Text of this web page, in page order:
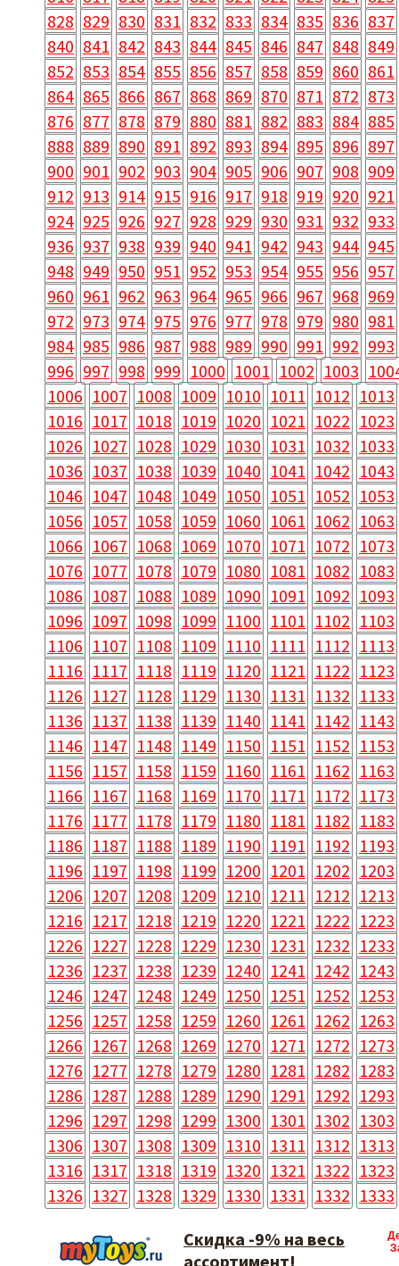
828 829 830 831 832 833 834 835 836 837
840 841 842 843 844 845 846 847 848 849
852 853 854 855 856 857 858 859 860 861
864 865 866 867 868 869 870 871 872 873
876 877 878 879 880 881 882 883 884 885
888 889 890 891 892 893 894 895 896 897
900 901 902 903 904 905 906 907 908 909
912 913 914 915 916 917 918 919 920 921
924 925 926 927 928 929 930 931 932 933
936 937 938 939 940 941 942 943 944 945
948 949 950 951 952 953 954 955 956 957
960 961 962 963 964 965 966 967 968 969
972 973 974 975 976 977 978 979 980 981
984 985 986 987 988 989 990 991 992 993
996 997 998 999 1000 1001 1002 1003
1006 1007 1008 1009 1010 1011 1012 1013
1016 1017 1018 1019 1020 1021 1022 1023
1026 1027 1028 1029 1030 1031 1032 1033
1036 1037 1038 1039 1040 1041 1042 1043
1046 1047 1048 1049 1050 1051 1052 1053
1056 1057 1058 1059 1060 1061 1062 1063
1066 1067 1068 1069 1070 1071 1072 1073
1076 1077 1078 1079 1080 1081 1082 1083
1086 1087 1088 1089 1090 1091 1092 1093
1096 1097 1098 1099 1100 1101 1102 1103
1106 1107 1108 1109 1110 1111 1112 1113
1116 1117 1118 1119 1120 1121 1122 1123
1126 1127 1128 1129 1130 1131 1132 1133
1136 1137 1138 1139 1140 1141 1142 1143
1146 1147 1148 1149 1150 1151 1152 1153
1156 1157 1158 1159 1160 1161 1162 1163
1166 1167 1168 1169 1170 1171 1172 1173
1176 1177 1178 1179 1180 1181 1182 1183
1186 1187 1188 1189 1190 1191 1192 1193
1196 1197 1198 1199 1200 1201 1202 1203
1206 1207 1208 1209 1210 1211 1212 1213
1216 1217 1218 1219 1220 1221 1222 1223
1226 1227 1228 1229 1230 1231 1232 1233
1236 1237 1238 1239 1240 1241 1242 1243
1246 1247 1248 1249 1250 1251 1252 1253
1256 1257 1258 1259 1260 1261 1262 1263
1266 1267 1268 1269 1270 1271 1272 1273
1276 1277 1278 1279 1280 1281 1282 1283
1286 1287 1288 1289 1290 1291 1292 1293
1296 1297 1298 1299 1300 1301 1302 1303
1306 1307 1308 1309 1310 1311 1312 1313
1316 1317 1318 1319 1320 1321 1322 1323
1326 1327 1328 1329 1330 1331 1332 1333
Скидка -9% на весь
ассортимент!